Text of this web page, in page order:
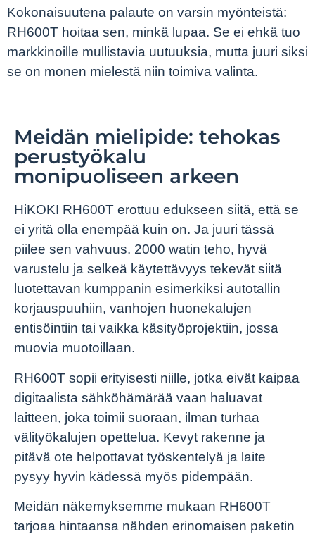
Kokonaisuutena palaute on varsin myönteistä:
RH600T hoitaa sen, minkä lupaa. Se ei ehkä tuo
markkinoille mullistavia uutuuksia, mutta juuri siksi
se on monen mielestä niin toimiva valinta.
Meidän mielipide: tehokas
perustyökalu
monipuoliseen arkeen
HiKOKI RH600T erottuu edukseen siitä, että se
ei yritä olla enempää kuin on. Ja juuri tässä
piilee sen vahvuus. 2000 watin teho, hyvä
varustelu ja selkeä käytettävyys tekevät siitä
luotettavan kumppanin esimerkiksi autotallin
korjauspuuhiin, vanhojen huonekalujen
entisöintiin tai vaikka käsityöprojektiin, jossa
muovia muotoillaan.
RH600T sopii erityisesti niille, jotka eivät kaipaa
digitaalista sähköhämärää vaan haluavat
laitteen, joka toimii suoraan, ilman turhaa
välityökalujen opettelua. Kevyt rakenne ja
pitävä ote helpottavat työskentelyä ja laite
pysyy hyvin kädessä myös pidempään.
Meidän näkemyksemme mukaan RH600T
tarjoaa hintaansa nähden erinomaisen paketin